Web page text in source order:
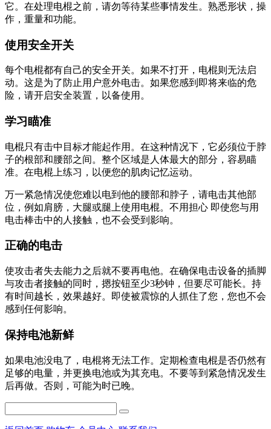
它。在处理电棍之前，请勿等待某些事情发生。熟悉形状，操
作，重量和功能。
使用安全开关
每个电棍都有自己的安全开关。如果不打开，电棍则无法启
动。这是为了防止用户意外电击。如果您感到即将来临的危
险，请开启安全装置，以备使用。
学习瞄准
电棍只有击中目标才能起作用。在这种情况下，它必须位于脖
子的根部和腰部之间。整个区域是人体最大的部分，容易瞄
准。在电棍上练习，以便您的肌肉记忆运动。
万一紧急情况使您难以电到他的腰部和脖子，请电击其他部
位，例如肩膀，大腿或腿上使用电棍。不用担心 即使您与用
电击棒击中的人接触，也不会受到影响。
正确的电击
使攻击者失去能力之后就不要再电他。在确保电击设备的插脚
与攻击者接触的同时，摁按钮至少3秒钟，但要尽可能长。持
有时间越长，效果越好。即使被震惊的人抓住了您，您也不会
感到任何影响。
保持电池新鲜
如果电池没电了，电棍将无法工作。定期检查电棍是否仍然有
足够的电量，并更换电池或为其充电。不要等到紧急情况发生
后再做。否则，可能为时已晚。